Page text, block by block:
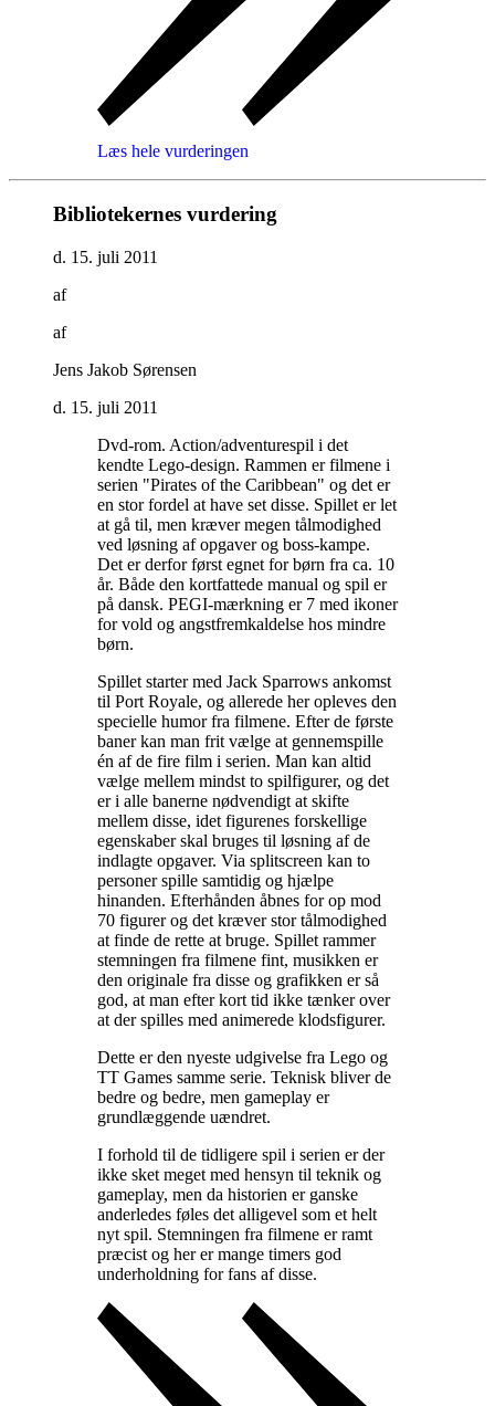
Læs hele vurderingen
Bibliotekernes vurdering
d. 15. juli 2011
af
af
Jens Jakob Sørensen
d. 15. juli 2011
Dvd-rom. Action/adventurespil i det
kendte Lego-design. Rammen er filmene i
serien "Pirates of the Caribbean" og det er
en stor fordel at have set disse. Spillet er let
at gå til, men kræver megen tålmodighed
ved løsning af opgaver og boss-kampe.
Det er derfor først egnet for børn fra ca. 10
år. Både den kortfattede manual og spil er
på dansk. PEGI-mærkning er 7 med ikoner
for vold og angstfremkaldelse hos mindre
børn.
Spillet starter med Jack Sparrows ankomst
til Port Royale, og allerede her opleves den
specielle humor fra filmene. Efter de første
baner kan man frit vælge at gennemspille
én af de fire film i serien. Man kan altid
vælge mellem mindst to spilfigurer, og det
er i alle banerne nødvendigt at skifte
mellem disse, idet figurenes forskellige
egenskaber skal bruges til løsning af de
indlagte opgaver. Via splitscreen kan to
personer spille samtidig og hjælpe
hinanden. Efterhånden åbnes for op mod
70 figurer og det kræver stor tålmodighed
at finde de rette at bruge. Spillet rammer
stemningen fra filmene fint, musikken er
den originale fra disse og grafikken er så
god, at man efter kort tid ikke tænker over
at der spilles med animerede klodsfigurer.
Dette er den nyeste udgivelse fra Lego og
TT Games samme serie. Teknisk bliver de
bedre og bedre, men gameplay er
grundlæggende uændret.
I forhold til de tidligere spil i serien er der
ikke sket meget med hensyn til teknik og
gameplay, men da historien er ganske
anderledes føles det alligevel som et helt
nyt spil. Stemningen fra filmene er ramt
præcist og her er mange timers god
underholdning for fans af disse.